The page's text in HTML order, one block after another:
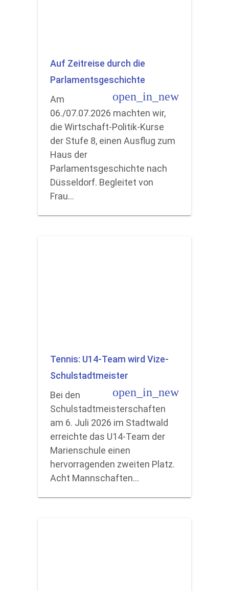
Auf Zeitreise durch die
Parlamentsgeschichte
open_in_new
Am
06./07.07.2026 machten wir,
die Wirtschaft-Politik-Kurse
der Stufe 8, einen Ausflug zum
Haus der
Parlamentsgeschichte nach
Düsseldorf. Begleitet von
Frau…
Tennis: U14-Team wird Vize-
Schulstadtmeister
open_in_new
Bei den
Schulstadtmeisterschaften
am 6. Juli 2026 im Stadtwald
erreichte das U14-Team der
Marienschule einen
hervorragenden zweiten Platz.
Acht Mannschaften…